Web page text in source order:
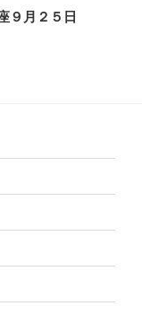
９月２５日